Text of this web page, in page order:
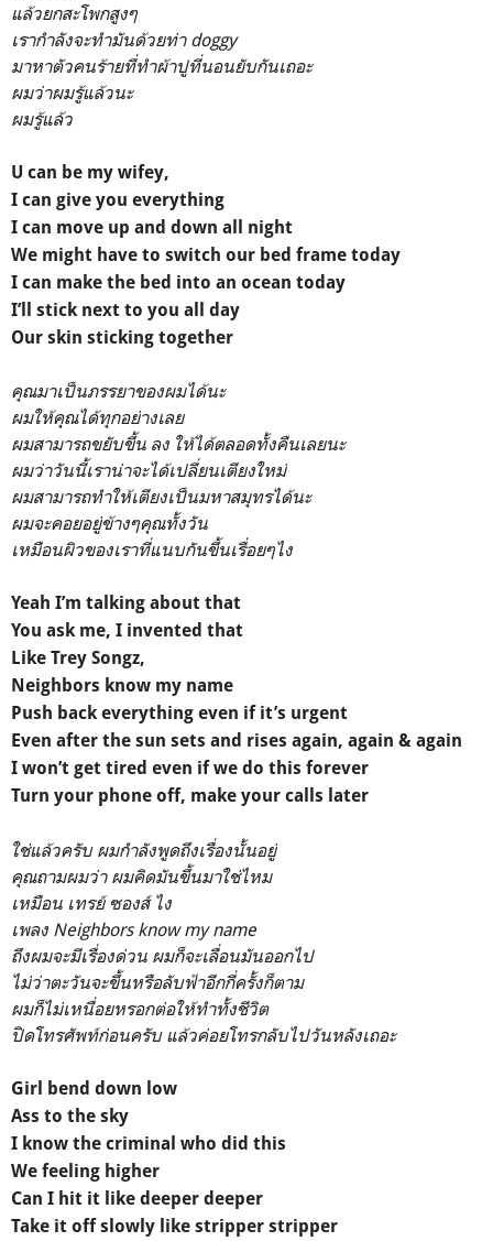
แล้วยกสะโพกสูงๆ
เรากำลังจะทำมันด้วยท่า doggy
มาหาตัวคนร้ายที่ทำผ้าปูที่นอนยับกันเถอะ
ผมว่าผมรู้แล้วนะ
ผมรู้แล้ว
U can be my wifey,
I can give you everything
I can move up and down all night
We might have to switch our bed frame today
I can make the bed into an ocean today
I’ll stick next to you all day
Our skin sticking together
คุณมาเป็นภรรยาของผมได้นะ
ผมให้คุณได้ทุกอย่างเลย
ผมสามารถขยับขึ้น ลง ให้ได้ตลอดทั้งคืนเลยนะ
ผมว่าวันนี้เราน่าจะได้เปลี่ยนเตียงใหม่
ผมสามารถทำให้เตียงเป็นมหาสมุทรได้นะ
ผมจะคอยอยู่ข้างๆคุณทั้งวัน
เหมือนผิวของเราที่แนบกันขึ้นเรื่อยๆไง
Yeah I’m talking about that
You ask me, I invented that
Like Trey Songz,
Neighbors know my name
Push back everything even if it’s urgent
Even after the sun sets and rises again, again & again
I won’t get tired even if we do this forever
Turn your phone off, make your calls later
ใช่แล้วครับ ผมกำลังพูดถึงเรื่องนั้นอยู่
คุณถามผมว่า ผมคิดมันขึ้นมาใช่ไหม
เหมือน เทรย์ ซองส์ ไง
เพลง Neighbors know my name
ถึงผมจะมีเรื่องด่วน ผมก็จะเลื่อนมันออกไป
ไม่ว่าตะวันจะขึ้นหรือลับฟ้าอีกกี่ครั้งก็ตาม
ผมก็ไม่เหนื่อยหรอกต่อให้ทำทั้งชีวิต
ปิดโทรศัพท์ก่อนครับ แล้วค่อยโทรกลับไปวันหลังเถอะ
Girl bend down low
Ass to the sky
I know the criminal who did this
We feeling higher
Can I hit it like deeper deeper
Take it off slowly like stripper stripper